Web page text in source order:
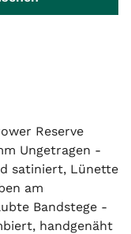
Reserve
Ungetragen -
satiniert, Lünette
am
Bandstege -
handgenäht